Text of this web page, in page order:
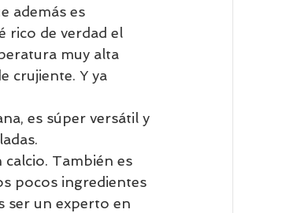
además es
rico de verdad el
muy alta
crujiente. Y ya
es súper versátil y
También es
pocos ingredientes
ser un experto en